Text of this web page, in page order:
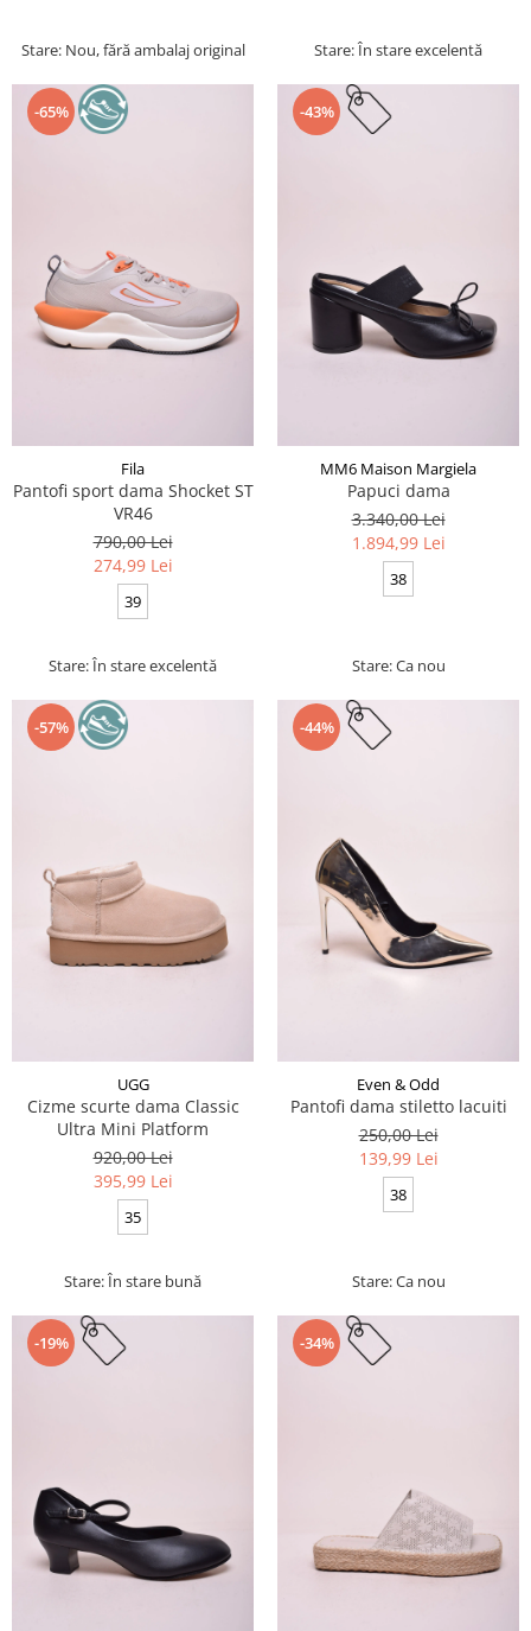
Stare: Nou, fără ambalaj original Stare: În stare excelentă
-65%
Fila
Pantofi sport dama Shocket ST
VR46
790,00 Lei
274,99 Lei
39
Stare: În stare excelentă
-43%
MM6 Maison Margiela
Papuci dama
3.340,00 Lei
1.894,99 Lei
38
Stare: Ca nou
-57%
UGG
Cizme scurte dama Classic
Ultra Mini Platform
920,00 Lei
395,99 Lei
35
Stare: În stare bună
-44%
Even & Odd
Pantofi dama stiletto lacuiti
250,00 Lei
139,99 Lei
38
Stare: Ca nou
-19% -34%